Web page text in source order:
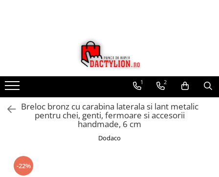
1 2
Breloc bronz cu carabina laterala si lant metalic
pentru chei, genti, fermoare si accesorii
handmade, 6 cm
Dodaco
-22%